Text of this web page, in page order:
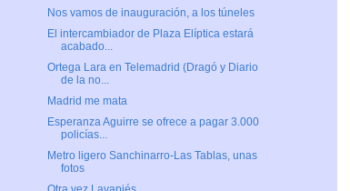
Nos vamos de inauguración, a los túneles
El intercambiador de Plaza Elíptica estará
acabado...
Ortega Lara en Telemadrid (Dragó y Diario
de la no...
Madrid me mata
Esperanza Aguirre se ofrece a pagar 3.000
policías...
Metro ligero Sanchinarro-Las Tablas, unas
fotos